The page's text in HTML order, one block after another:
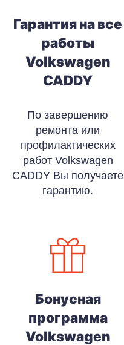
Гарантия на все
работы
Volkswagen
CADDY
По завершению
ремонта или
профилактических
работ Volkswagen
CADDY Вы получаете
гарантию.
Бонусная
программа
Volkswagen